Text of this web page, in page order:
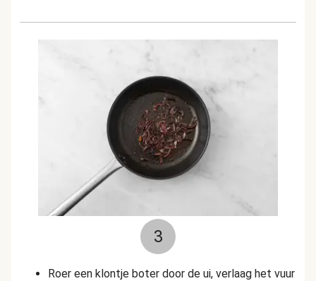
3
Roer een klontje boter door de ui, verlaag het vuur